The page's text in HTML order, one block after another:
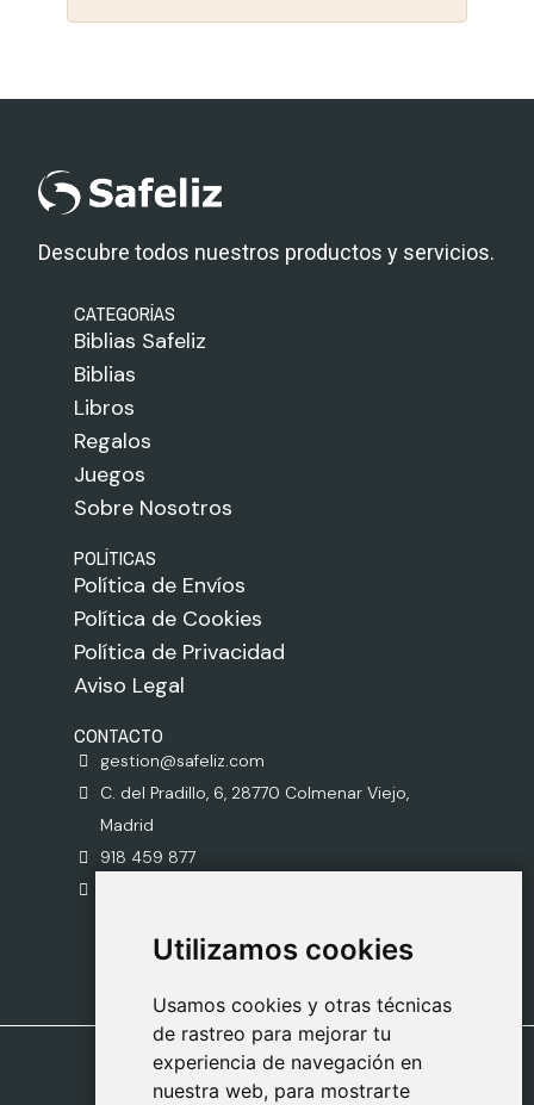
Utilizamos cookies
Usamos cookies y otras técnicas
de rastreo para mejorar tu
experiencia de navegación en
nuestra web, para mostrarte
Utilizamos cookies
Usamos cookies y otras técnicas
de rastreo para mejorar tu
experiencia de navegación en
nuestra web, para mostrarte
Descubre todos nuestros productos y servicios.
CATEGORÍAS
Biblias Safeliz
Biblias
Libros
Regalos
Juegos
Sobre Nosotros
POLÍTICAS
Política de Envíos
Política de Cookies
Política de Privacidad
Aviso Legal
CONTACTO
gestion@safeliz.com
C. del Pradillo, 6, 28770 Colmenar Viejo,
Madrid
918 459 877